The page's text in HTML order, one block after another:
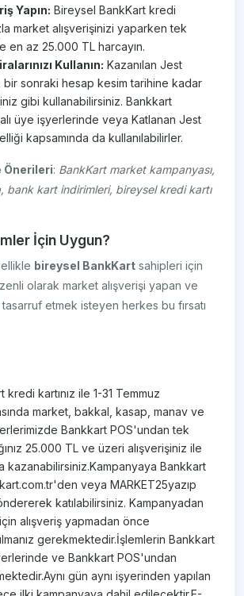
Yapın: Bireysel BankKart kredi
market alışverişinizi yaparken tek
en az 25.000 TL harcayın.
Kullanın: Kazanılan Jest
bir sonraki hesap kesim tarihine kadar
gibi kullanabilirsiniz. Bankkart
üye işyerlerinde veya Katlanan Jest
kapsamında da kullanılabilirler.
Önerileri: BankKart market kampanyası,
bank kart indirimleri, bireysel kredi kartı
İçin Uygun?
bireysel BankKart sahipleri için
olarak market alışverişi yapan ve
tasarruf etmek isteyen herkes bu fırsatı
kartınız ile 1-31 Temmuz
market, bakkal, kasap, manav ve
Bankkart POS'undan tek
25.000 TL ve üzeri alışverişiniz ile
kazanabilirsiniz.Kampanyaya Bankkart
veya MARKET25yazıp
katılabilirsiniz. Kampanyadan
alışveriş yapmadan önce
gerekmektedir.İşlemlerin Bankkart
ve Bankkart POS'undan
gün aynı işyerinden yapılan